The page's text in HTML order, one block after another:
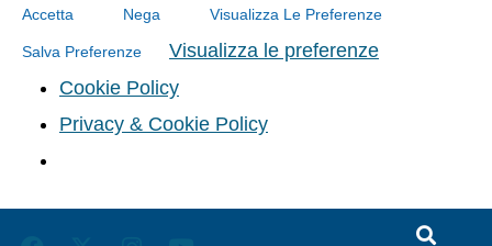
Accetta Nega Visualizza Le Preferenze
Salva Preferenze
Visualizza le preferenze
Cookie Policy
Privacy & Cookie Policy